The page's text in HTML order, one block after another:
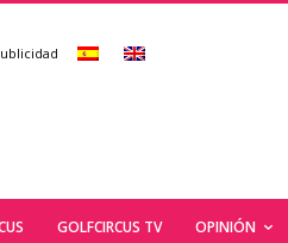
GOLFCIRCUS TV OPINIÓN